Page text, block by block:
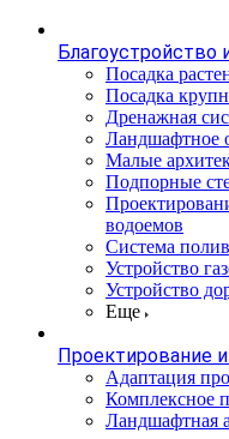
Благоустройство
Посадка
Посадка
Дренажная
Ландшафтное
Малые
Подпорные
водоемов
Система
Устройство
Устройство
Еще
Проектирование
Адаптация
Комплексное
Ландшафтная